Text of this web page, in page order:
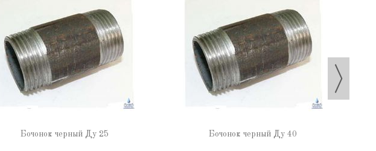
Бочонок черный Ду 25 Бочонок черный Ду 40